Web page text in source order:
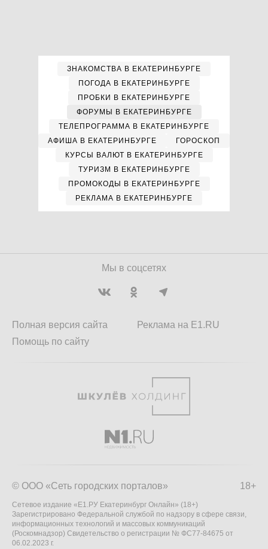
ЗНАКОМСТВА В ЕКАТЕРИНБУРГЕ
ПОГОДА В ЕКАТЕРИНБУРГЕ
ПРОБКИ В ЕКАТЕРИНБУРГЕ
ФОРУМЫ В ЕКАТЕРИНБУРГЕ
ТЕЛЕПРОГРАММА В ЕКАТЕРИНБУРГЕ
АФИША В ЕКАТЕРИНБУРГЕ
ГОРОСКОП
КУРСЫ ВАЛЮТ В ЕКАТЕРИНБУРГЕ
ТУРИЗМ В ЕКАТЕРИНБУРГЕ
ПРОМОКОДЫ В ЕКАТЕРИНБУРГЕ
РЕКЛАМА В ЕКАТЕРИНБУРГЕ
Мы в соцсетях
Полная версия сайта
Помощь по сайту
Реклама на E1.RU
18+
© ООО «Сеть городских порталов»
Сетевое издание «Е1.РУ Екатеринбург Онлайн» (18+)
Зарегистрировано Федеральной службой по надзору в сфере связи,
информационных технологий и массовых коммуникаций
(Роскомнадзор) Свидетельство о регистрации № ФС77-84675 от
06.02.2023 г.